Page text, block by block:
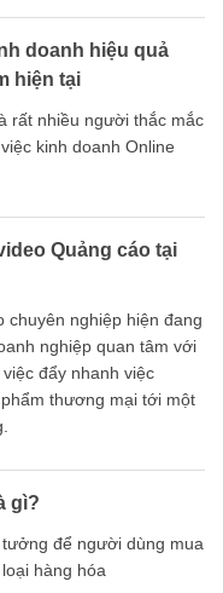
doanh hiệu quả
hiện tại
rất nhiều người thắc mắc
kinh doanh Online
Quảng cáo tại
chuyên nghiệp hiện đang
nghiệp quan tâm với
đẩy nhanh việc
thương mại tới một
gì?
để người dùng mua
hàng hóa